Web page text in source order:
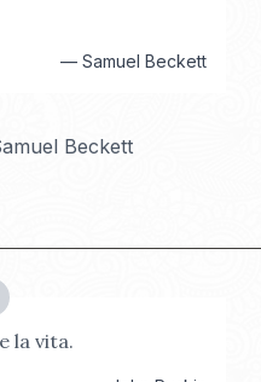
— Samuel Beckett
Beckett
la vita.